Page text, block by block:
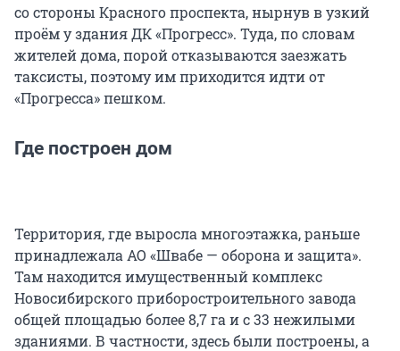
со стороны Красного проспекта, нырнув в узкий
проём у здания ДК «Прогресс». Туда, по словам
жителей дома, порой отказываются заезжать
таксисты, поэтому им приходится идти от
«Прогресса» пешком.
Где построен дом
Территория, где выросла многоэтажка, раньше
принадлежала АО «Швабе — оборона и защита».
Там находится имущественный комплекс
Новосибирского приборостроительного завода
общей площадью более 8,7 га и с 33 нежилыми
зданиями. В частности, здесь были построены, а